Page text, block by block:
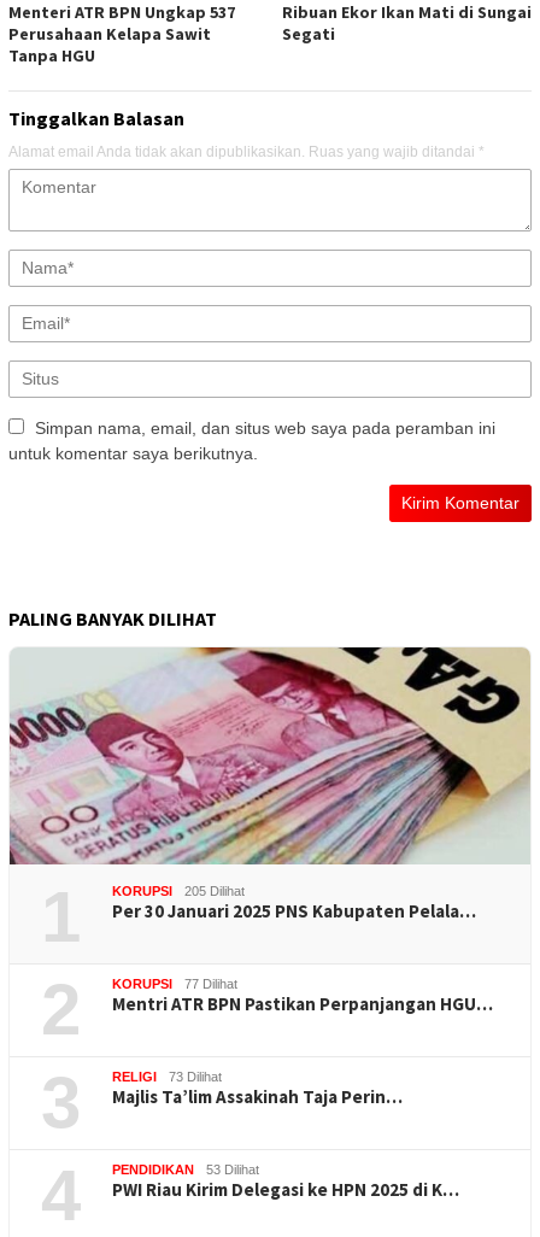
Menteri ATR BPN Ungkap 537
Perusahaan Kelapa Sawit
Tanpa HGU
Ribuan Ekor Ikan Mati di Sungai
Segati
Tinggalkan Balasan
Alamat email Anda tidak akan dipublikasikan. Ruas yang wajib ditandai *
Simpan nama, email, dan situs web saya pada peramban ini
untuk komentar saya berikutnya.
PALING BANYAK DILIHAT
1 KORUPSI 205 Dilihat
Per 30 Januari 2025 PNS Kabupaten Pelala…
2 KORUPSI 77 Dilihat
Mentri ATR BPN Pastikan Perpanjangan HGU…
3 RELIGI 73 Dilihat
Majlis Ta’lim Assakinah Taja Perin…
4 PENDIDIKAN 53 Dilihat
PWI Riau Kirim Delegasi ke HPN 2025 di K…